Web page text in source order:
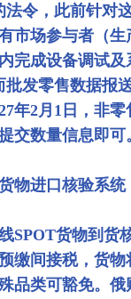
法令，此前针对
市场参与者（
完成设备调试
批发零售数据报
年2月1日，非
交数量信息即可
物进口核验系统
SPOT货物到
缴间接税，货
品类可豁免。